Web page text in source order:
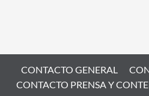
CONTACTO GENERAL
CONTACTO PRENSA Y